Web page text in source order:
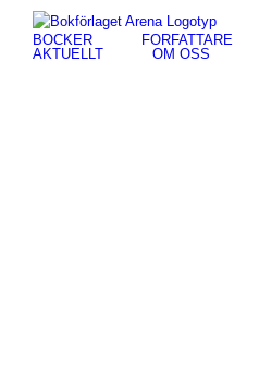
Fortsätt
innehållet
BÖCKER FÖRFATTARE
AKTUELLT
OM OSS